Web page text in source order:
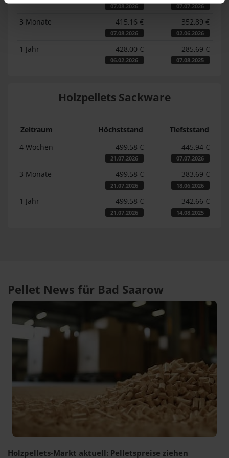
07.08.2026 07.07.2026
3 Monate 415,16 €
07.08.2026
352,89 €
02.06.2026
1 Jahr 428,00 €
06.02.2026
285,69 €
07.08.2025
Holzpellets Sackware
Zeitraum Höchststand
Tiefststand
4 Wochen
499,58 €
21.07.2026
445,94 €
07.07.2026
3 Monate 499,58 €
21.07.2026
383,69 €
18.06.2026
1 Jahr 499,58 €
21.07.2026
342,66 €
14.08.2025
Pellet News für Bad Saarow
Holzpellets-Markt aktuell: Pelletspreise ziehen